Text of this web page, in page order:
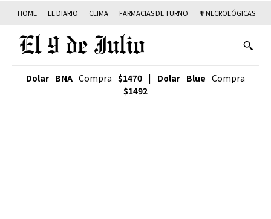
HOME EL DIARIO CLIMA FARMACIAS DE TURNO ✟ NECROLÓGICAS
Dolar BNA Compra $1470 | Dolar Blue Compra
$1492